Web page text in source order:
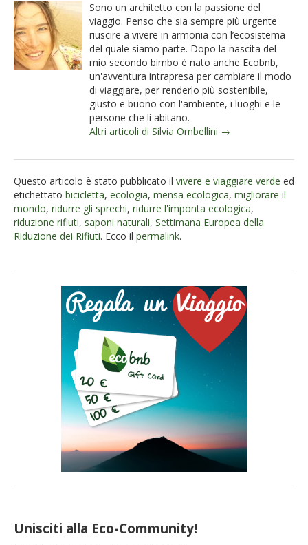
Sono un architetto con la passione del
viaggio. Penso che sia sempre più urgente
riuscire a vivere in armonia con l’ecosistema
del quale siamo parte. Dopo la nascita del
mio secondo bimbo è nato anche Ecobnb,
un'avventura intrapresa per cambiare il modo
di viaggiare, per renderlo più sostenibile,
giusto e buono con l'ambiente, i luoghi e le
persone che li abitano.
Altri articoli di Silvia Ombellini →
Questo articolo è stato pubblicato il vivere e viaggiare verde ed
etichettato bicicletta, ecologia, mensa ecologica, migliorare il
mondo, ridurre gli sprechi, ridurre l'imponta ecologica,
riduzione rifiuti, saponi naturali, Settimana Europea della
Riduzione dei Rifiuti. Ecco il permalink.
Unisciti alla Eco-Community!